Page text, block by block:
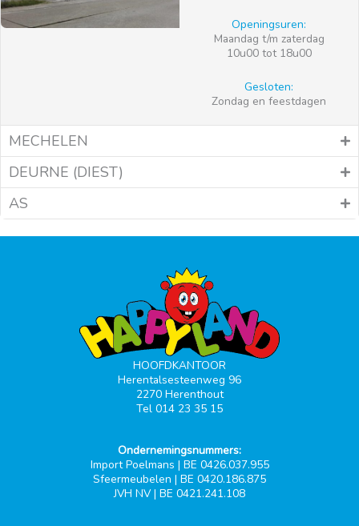
Openingsuren:
Maandag t/m zaterdag
10u00 tot 18u00
Gesloten:
Zondag en feestdagen
MECHELEN
DEURNE (DIEST)
AS
HOOFDKANTOOR
Herentalsesteenweg 96
2270 Herenthout
Tel 014 23 35 15
Ondernemingsnummers:
Import Poelmans | BE 0426.037.955
Sfeermeubelen | BE 0420.186.875
JVH NV | BE 0421.241.108